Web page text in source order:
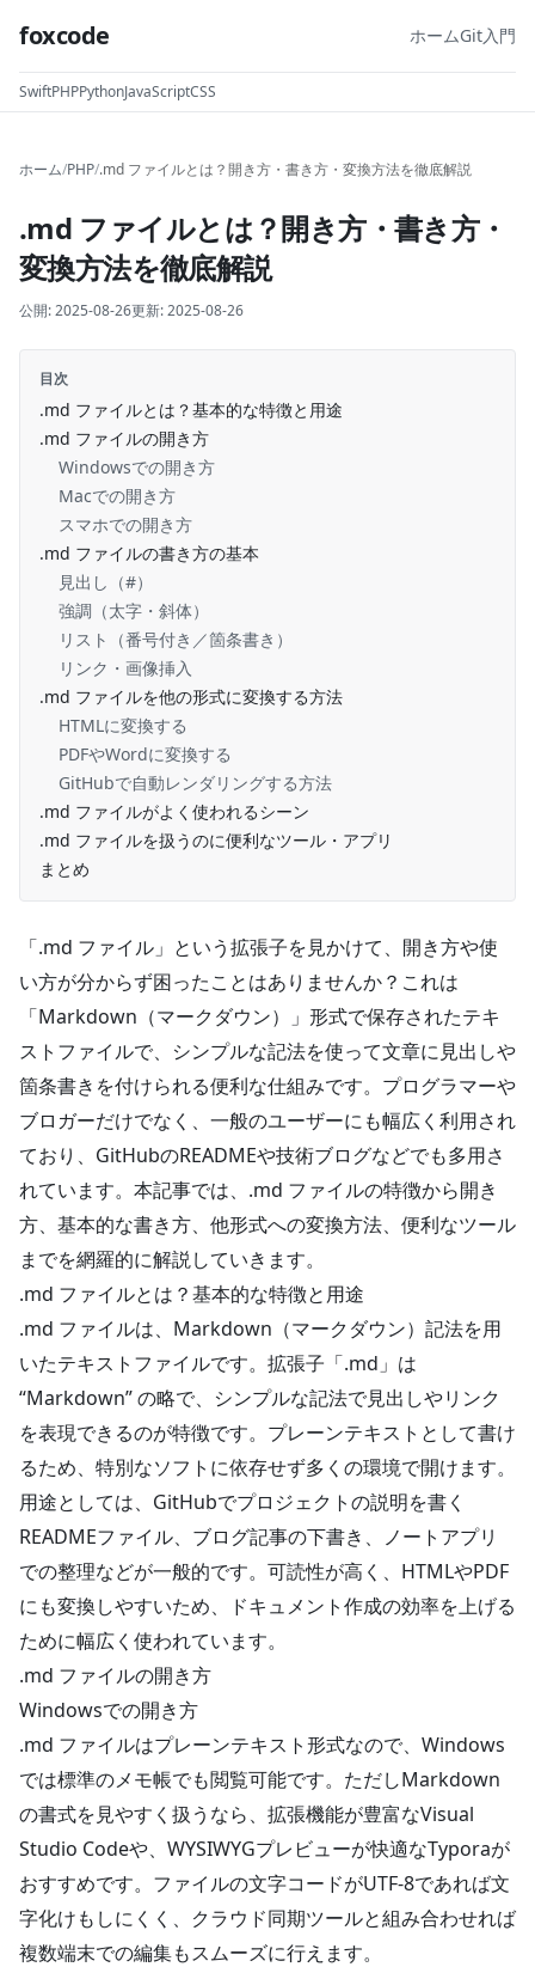
foxcode ホームGit入門
SwiftPHPPythonJavaScriptCSS
ホーム/PHP/.md ファイルとは？開き方・書き方・変換方法を徹底解説
.md ファイルとは？開き方・書き方・
変換方法を徹底解説
公開:2025-08-26更新:2025-08-26
目次
.md ファイルとは？基本的な特徴と用途
.md ファイルの開き方
Windowsでの開き方
Macでの開き方
スマホでの開き方
.md ファイルの書き方の基本
見出し（#）
強調（太字・斜体）
リスト（番号付き／箇条書き）
リンク・画像挿入
.md ファイルを他の形式に変換する方法
HTMLに変換する
PDFやWordに変換する
GitHubで自動レンダリングする方法
.md ファイルがよく使われるシーン
.md ファイルを扱うのに便利なツール・アプリ
まとめ
「.md ファイル」という拡張子を見かけて、開き方や使
い方が分からず困ったことはありませんか？これは
「Markdown（マークダウン）」形式で保存されたテキ
ストファイルで、シンプルな記法を使って文章に見出しや
箇条書きを付けられる便利な仕組みです。プログラマーや
ブロガーだけでなく、一般のユーザーにも幅広く利用され
ており、GitHubのREADMEや技術ブログなどでも多用さ
れています。本記事では、.md ファイルの特徴から開き
方、基本的な書き方、他形式への変換方法、便利なツール
までを網羅的に解説していきます。
.md ファイルとは？基本的な特徴と用途
.md ファイルは、Markdown（マークダウン）記法を用
いたテキストファイルです。拡張子「.md」は
“Markdown” の略で、シンプルな記法で見出しやリンク
を表現できるのが特徴です。プレーンテキストとして書け
るため、特別なソフトに依存せず多くの環境で開けます。
用途としては、GitHubでプロジェクトの説明を書く
READMEファイル、ブログ記事の下書き、ノートアプリ
での整理などが一般的です。可読性が高く、HTMLやPDF
にも変換しやすいため、ドキュメント作成の効率を上げる
ために幅広く使われています。
.md ファイルの開き方
Windowsでの開き方
.md ファイルはプレーンテキスト形式なので、Windows
では標準のメモ帳でも閲覧可能です。ただしMarkdown
の書式を見やすく扱うなら、拡張機能が豊富なVisual
Studio Codeや、WYSIWYGプレビューが快適なTyporaが
おすすめです。ファイルの文字コードがUTF-8であれば文
字化けもしにくく、クラウド同期ツールと組み合わせれば
複数端末での編集もスムーズに行えます。